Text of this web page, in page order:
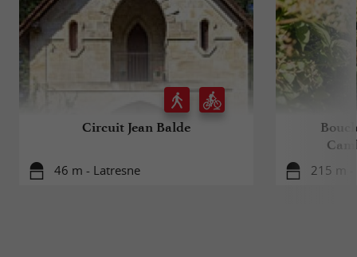
Circuit Jean Balde
46 m - Latresne 215 m -